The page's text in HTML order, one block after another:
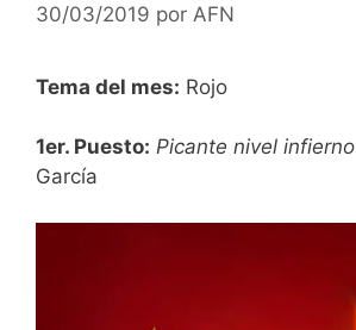
30/03/2019 por AFN
Tema del mes: Rojo
1er. Puesto: Picante nivel infierno
García